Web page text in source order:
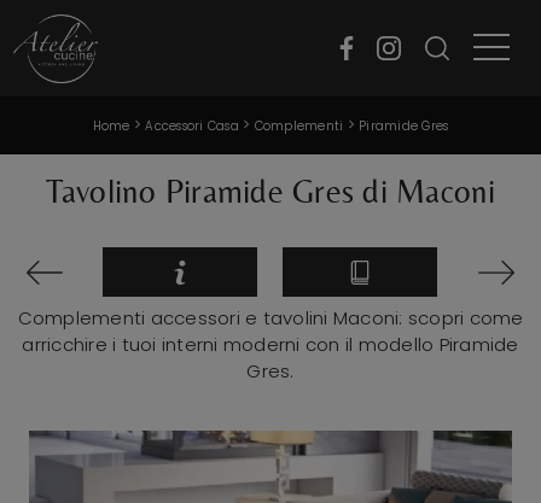
Home >Accessori Casa > Complementi > Piramide Gres
Tavolino Piramide Gres di Maconi
Complementi accessori e tavolini Maconi: scopri come
arricchire i tuoi interni moderni con il modello Piramide
Gres.